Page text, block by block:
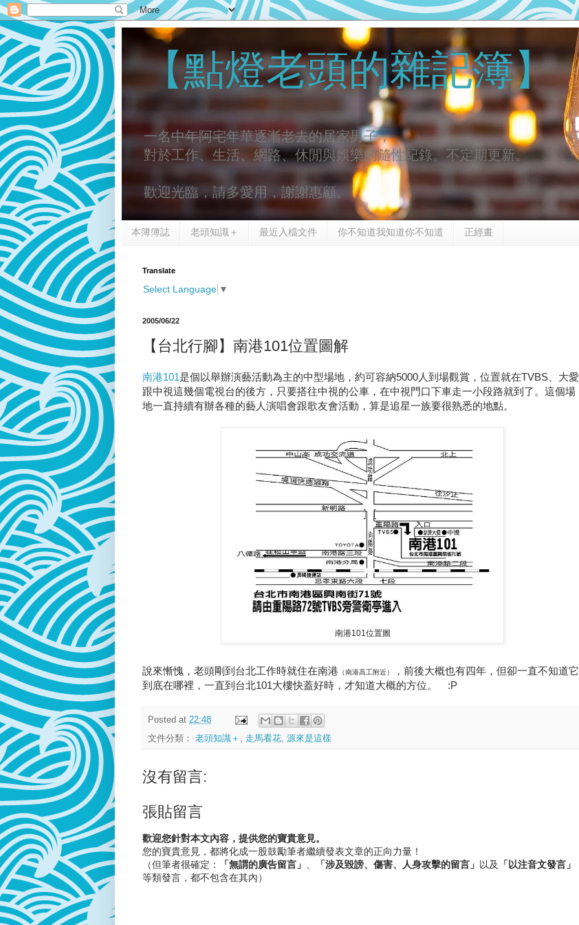
【點燈老頭的雜記簿】
一名中年阿宅年華逐漸老去的居家男子，
對於工作、生活、網路、休閒與娛樂的隨性紀錄。不定期更新。
歡迎光臨，請多愛用，謝謝惠顧。
本簿簿誌 老頭知識＋ 最近入檔文件 你不知道我知道你不知道 正經畫
Translate
Select Language ▼
2005/06/22
【台北行腳】南港101位置圖解
南港101是個以舉辦演藝活動為主的中型場地，約可容納5000人到場觀賞，位置就在TVBS、大愛
跟中視這幾個電視台的後方，只要搭往中視的公車，在中視門口下車走一小段路就到了。這個場
地一直持續有辦各種的藝人演唱會跟歌友會活動，算是追星一族要很熟悉的地點。
南港101位置圖
說來慚愧，老頭剛到台北工作時就住在南港 （南港高工附近）
，前後大概也有四年，但卻一直不知道它
到底在哪裡，一直到台北101大樓快蓋好時，才知道大概的方位。 :P
Posted at 22:48
文件分類： 老頭知識＋ , 走馬看花, 源來是這樣
沒有留言:
張貼留言
歡迎您針對本文內容，提供您的寶貴意見。
您的寶貴意見，都將化成一股鼓勵筆者繼續發表文章的正向力量！
（但筆者很確定：
「無謂的廣告留言」 「涉及毀謗、傷害、人身攻擊的留言」 以及
「以注音文發言」
等類發言，都不包含在其內）